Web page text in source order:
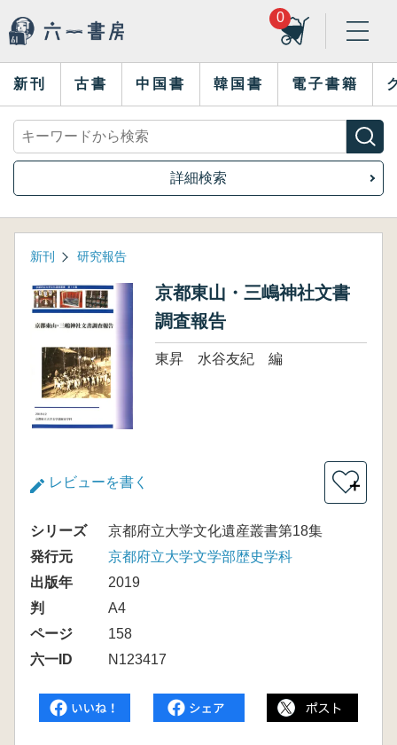
0
新刊 古書 中国書 韓国書 電子書籍
詳細検索
新刊 研究報告
京都東山・三嶋神社文書
調査報告
東昇 水谷友紀 編
レビューを書く ＋
シリーズ
京都府立大学文化遺産叢書第18集
発行元
京都府立大学文学部歴史学科
出版年
2019
判
A4
ページ
158
六一ID
N123417